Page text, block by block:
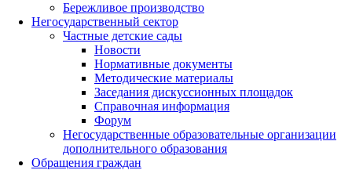
Бережливое производство
Негосударственный сектор
Частные детские сады
Новости
Нормативные документы
Методические материалы
Заседания дискуссионных площадок
Справочная информация
Форум
Негосударственные образовательные организации
дополнительного образования
Обращения граждан